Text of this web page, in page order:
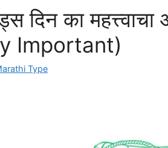
दिन का
Important)
Type